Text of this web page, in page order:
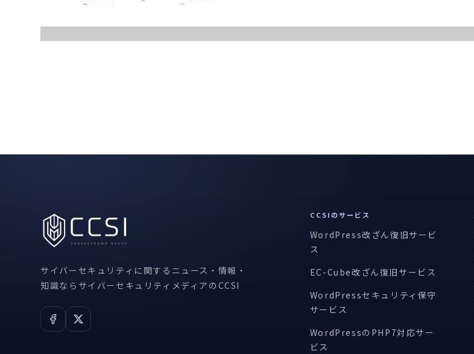
サイバーセキュリティに関するニュース・情報・
知識ならサイバーセキュリティメディアのCCSI
CCSIのサービス
WordPress改ざん復旧サービ
ス
EC-Cube改ざん復旧サービス
WordPressセキュリティ保守
サービス
WordPressのPHP7対応サー
ビス